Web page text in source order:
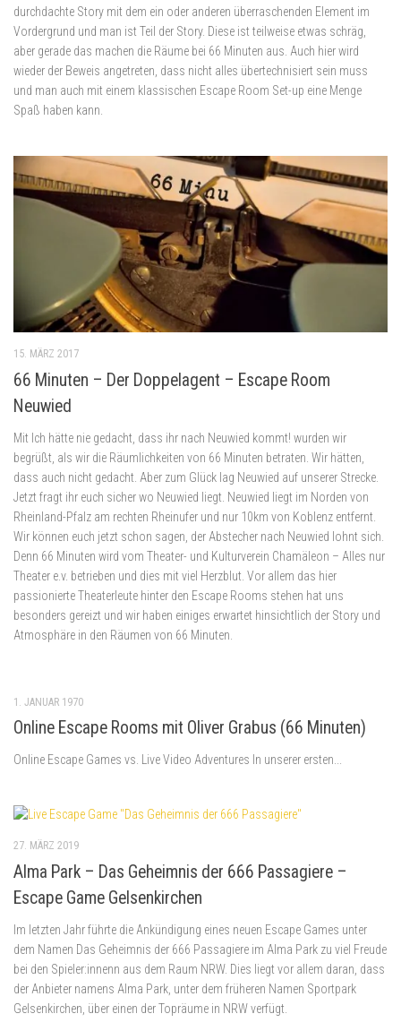
durchdachte Story mit dem ein oder anderen überraschenden Element im
Vordergrund und man ist Teil der Story. Diese ist teilweise etwas schräg,
aber gerade das machen die Räume bei 66 Minuten aus. Auch hier wird
wieder der Beweis angetreten, dass nicht alles übertechnisiert sein muss
und man auch mit einem klassischen Escape Room Set-up eine Menge
Spaß haben kann.
15. MÄRZ 2017
66 Minuten – Der Doppelagent – Escape Room
Neuwied
Mit Ich hätte nie gedacht, dass ihr nach Neuwied kommt! wurden wir
begrüßt, als wir die Räumlichkeiten von 66 Minuten betraten. Wir hätten,
dass auch nicht gedacht. Aber zum Glück lag Neuwied auf unserer Strecke.
Jetzt fragt ihr euch sicher wo Neuwied liegt. Neuwied liegt im Norden von
Rheinland-Pfalz am rechten Rheinufer und nur 10km von Koblenz entfernt.
Wir können euch jetzt schon sagen, der Abstecher nach Neuwied lohnt sich.
Denn 66 Minuten wird vom Theater- und Kulturverein Chamäleon – Alles nur
Theater e.v. betrieben und dies mit viel Herzblut. Vor allem das hier
passionierte Theaterleute hinter den Escape Rooms stehen hat uns
besonders gereizt und wir haben einiges erwartet hinsichtlich der Story und
Atmosphäre in den Räumen von 66 Minuten.
1. JANUAR 1970
Online Escape Rooms mit Oliver Grabus (66 Minuten)
Online Escape Games vs. Live Video Adventures In unserer ersten...
27. MÄRZ 2019
Alma Park – Das Geheimnis der 666 Passagiere –
Escape Game Gelsenkirchen
Im letzten Jahr führte die Ankündigung eines neuen Escape Games unter
dem Namen Das Geheimnis der 666 Passagiere im Alma Park zu viel Freude
bei den Spieler:innenn aus dem Raum NRW. Dies liegt vor allem daran, dass
der Anbieter namens Alma Park, unter dem früheren Namen Sportpark
Gelsenkirchen, über einen der Topräume in NRW verfügt.